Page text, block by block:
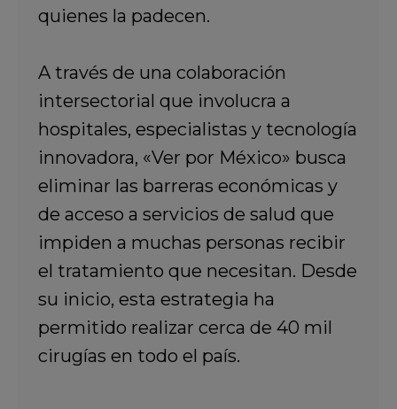
quienes la padecen.
A través de una colaboración
intersectorial que involucra a
hospitales, especialistas y tecnología
innovadora, «Ver por México» busca
eliminar las barreras económicas y
de acceso a servicios de salud que
impiden a muchas personas recibir
el tratamiento que necesitan. Desde
su inicio, esta estrategia ha
permitido realizar cerca de 40 mil
cirugías en todo el país.